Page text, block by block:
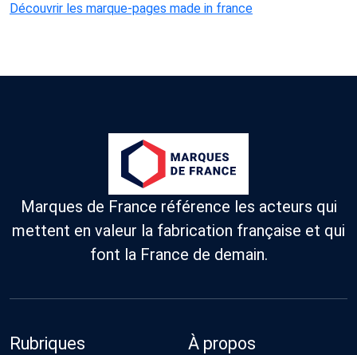
Découvrir les marque-pages made in france
Marques de France référence les acteurs qui
mettent en valeur la fabrication française et qui
font la France de demain.
Rubriques À propos